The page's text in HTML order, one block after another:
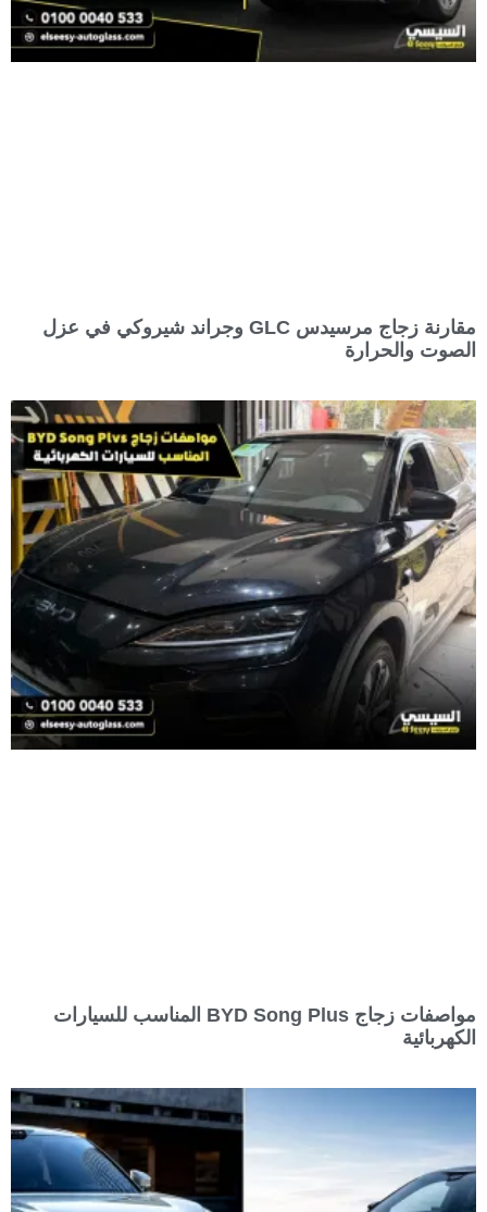
مقارنة زجاج مرسيدس GLC وجراند شيروكي في عزل
الصوت والحرارة
مواصفات زجاج BYD Song Plus المناسب للسيارات
الكهربائية